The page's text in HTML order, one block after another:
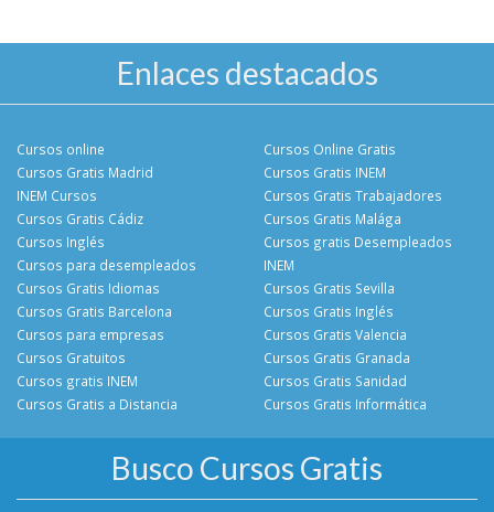
Enlaces destacados
Cursos online
Cursos Gratis Madrid
INEM Cursos
Cursos Gratis Cádiz
Cursos Online Gratis
Cursos Gratis INEM
Cursos Gratis Trabajadores
Cursos Gratis Malága
Cursos Inglés
Cursos para desempleados
Cursos Gratis Idiomas
Cursos Gratis Barcelona
Cursos gratis Desempleados
INEM
Cursos Gratis Sevilla
Cursos Gratis Inglés
Cursos para empresas
Cursos Gratuitos
Cursos gratis INEM
Cursos Gratis a Distancia
Cursos Gratis Valencia
Cursos Gratis Granada
Cursos Gratis Sanidad
Cursos Gratis Informática
Busco Cursos Gratis